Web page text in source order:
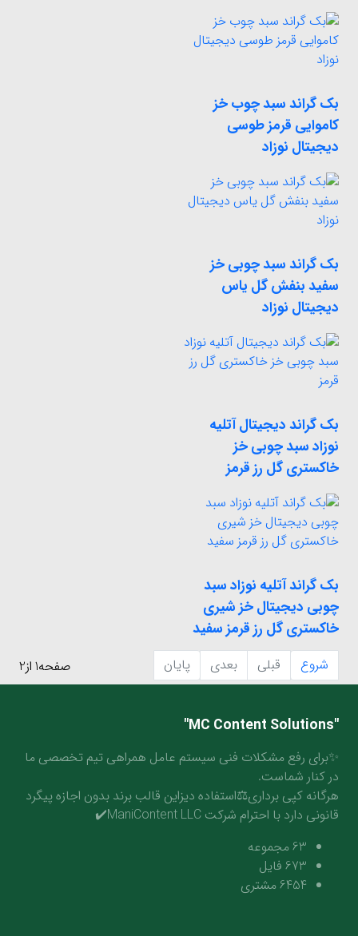
بک گراند سبد چوب خز
کاموایی قرمز طوسی
دیجیتال نوزاد
بک گراند سبد چوبی خز
سفید بنفش گل یاس
دیجیتال نوزاد
بک گراند دیجیتال آتلیه
نوزاد سبد چوبی خز
خاکستری گل رز قرمز
بک گراند آتلیه نوزاد سبد
چوبی دیجیتال خز شیری
خاکستری گل رز قرمز سفید
شروع قبلی بعدی پایان صفحه1 از2
"MC Content Solutions"
✨برای رفع مشکلات فنی سیستم عامل همراهی تیم تخصصی ما
در کنار شماست.
هرگانه کپی برداری⚖️استفاده دیزاین قالب برند بدون اجازه پیگرد
قانونی دارد با احترام شرکت ManiContent LLC✔️
63مجموعه
673 فایل
6454مشتری